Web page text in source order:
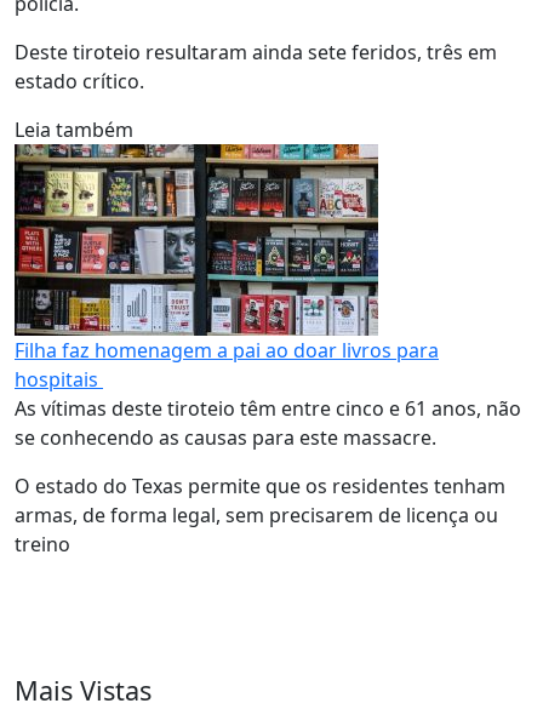
Deste tiroteio resultaram ainda sete feridos, três em
estado crítico.
Leia também
Filha faz homenagem a pai ao doar livros para
hospitais
As vítimas deste tiroteio têm entre cinco e 61 anos, não
se conhecendo as causas para este massacre.
O estado do Texas permite que os residentes tenham
armas, de forma legal, sem precisarem de licença ou
treino
Mais Vistas